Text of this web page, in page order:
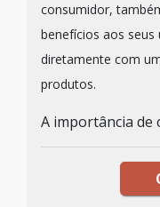
consumidor,
benefícios aos seus
diretamente com
produtos.
A importância de